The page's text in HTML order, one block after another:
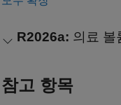
R2026a: 의료 볼
참고 항목